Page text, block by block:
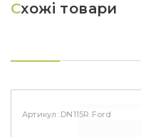
Схожі товари
Артикул: DN115R Ford